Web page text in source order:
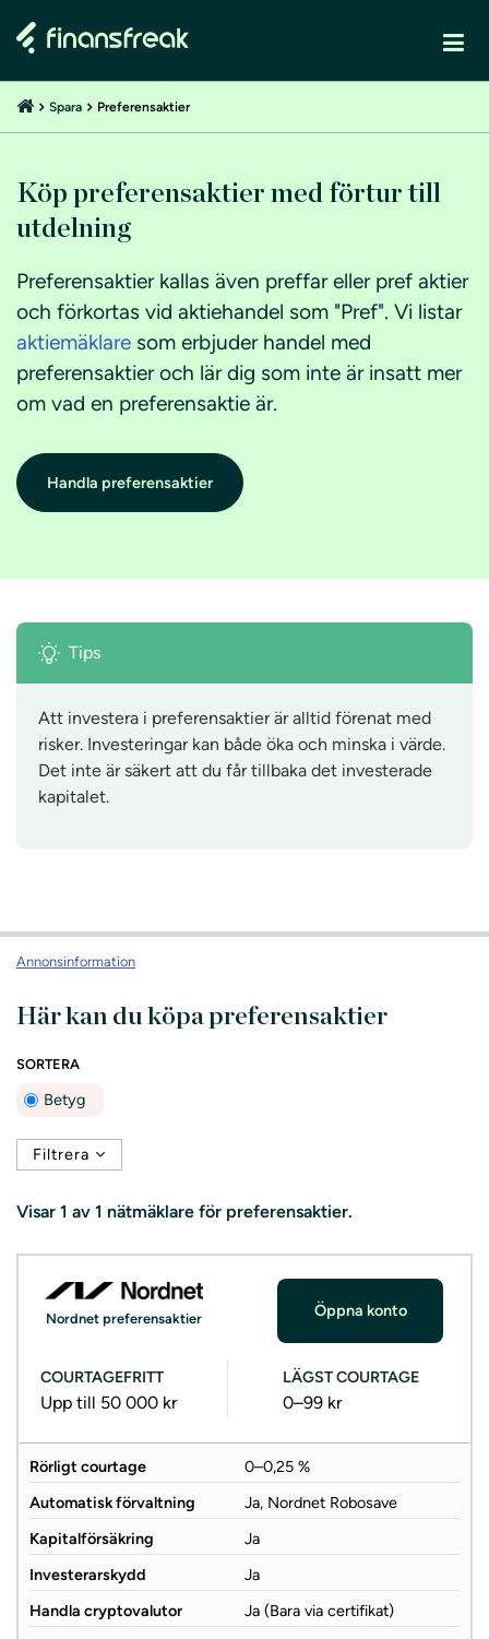
Spara Preferensaktier
Köp preferensaktier med förtur till
utdelning
Preferensaktier kallas även preffar eller pref aktier
och förkortas vid aktiehandel som "Pref". Vi listar
aktiemäklare som erbjuder handel med
preferensaktier och lär dig som inte är insatt mer
om vad en preferensaktie är.
Handla preferensaktier
Tips
Att investera i preferensaktier är alltid förenat med
risker. Investeringar kan både öka och minska i värde.
Det inte är säkert att du får tillbaka det investerade
kapitalet.
Annonsinformation
Här kan du köpa preferensaktier
SORTERA
Betyg
Filtrera
Visar 1 av 1 nätmäklare för preferensaktier.
Nordnet preferensaktier Öppna konto
COURTAGEFRITT
Upp till 50 000 kr
LÄGST COURTAGE
0–99 kr
Rörligt courtage
0–0,25 %
Automatisk förvaltning
Ja, Nordnet Robosave
Kapitalförsäkring
Ja
Investerarskydd
Ja
Handla cryptovalutor
Ja (Bara via certifikat)